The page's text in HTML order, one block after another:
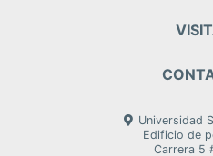
Universidad
Edificio de
Carrera 5